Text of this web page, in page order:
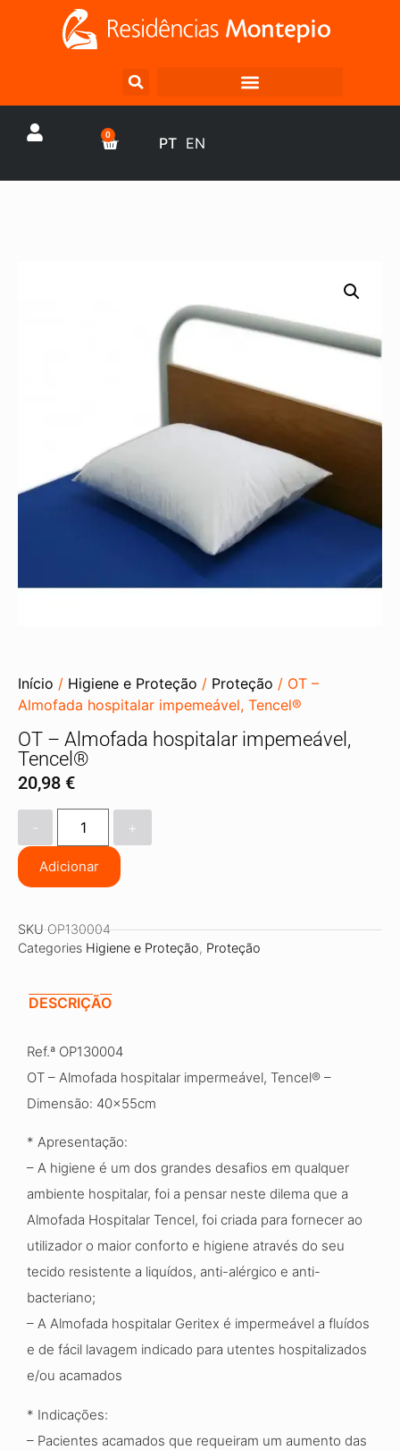
0 PT EN
Início / Higiene e Proteção / Proteção / OT –
Almofada hospitalar impemeável, Tencel®
OT – Almofada hospitalar impemeável,
Tencel®
20,98 €
+
Adicionar
SKUOP130004
Categories Higiene e Proteção, Proteção
DESCRIÇÃO
Ref.ª OP130004
OT – Almofada hospitalar impermeável, Tencel® –
Dimensão: 40x55cm
* Apresentação:
– A higiene é um dos grandes desafios em qualquer
ambiente hospitalar, foi a pensar neste dilema que a
Almofada Hospitalar Tencel, foi criada para fornecer ao
utilizador o maior conforto e higiene através do seu
tecido resistente a liquídos, anti-alérgico e anti-
bacteriano;
– A Almofada hospitalar Geritex é impermeável a fluídos
e de fácil lavagem indicado para utentes hospitalizados
e/ou acamados
* Indicações:
– Pacientes acamados que requeiram um aumento das